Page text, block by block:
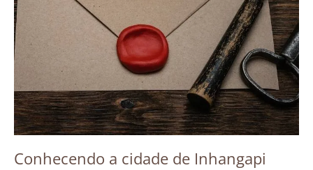
Conhecendo a cidade de Inhangapi